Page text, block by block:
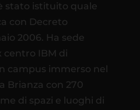
stato istituito quale
con Decreto
2006. Ha sede
centro IBM di
campus immerso nel
Brianza con 270
di spazi e luoghi di